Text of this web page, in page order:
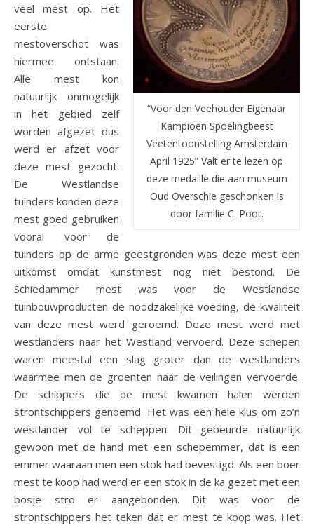
“Voor den Veehouder Eigenaar
Kampioen Spoelingbeest
Veetentoonstelling Amsterdam
April 1925” Valt er te lezen op
deze medaille die aan museum
Oud Overschie geschonken is
door familie C. Poot.
veel mest op. Het
eerste
mestoverschot was
hiermee ontstaan.
Alle mest kon
natuurlijk onmogelijk
in het gebied zelf
worden afgezet dus
werd er afzet voor
deze mest gezocht.
De Westlandse
tuinders konden deze
mest goed gebruiken
vooral voor de
tuinders op de arme geestgronden was deze mest een
uitkomst omdat kunstmest nog niet bestond. De
Schiedammer mest was voor de Westlandse
tuinbouwproducten de noodzakelijke voeding, de kwaliteit
van deze mest werd geroemd. Deze mest werd met
westlanders naar het Westland vervoerd. Deze schepen
waren meestal een slag groter dan de westlanders
waarmee men de groenten naar de veilingen vervoerde.
De schippers die de mest kwamen halen werden
strontschippers genoemd. Het was een hele klus om zo’n
westlander vol te scheppen. Dit gebeurde natuurlijk
gewoon met de hand met een schepemmer, dat is een
emmer waaraan men een stok had bevestigd. Als een boer
mest te koop had werd er een stok in de ka gezet met een
bosje stro er aangebonden. Dit was voor de
strontschippers het teken dat er mest te koop was. Het